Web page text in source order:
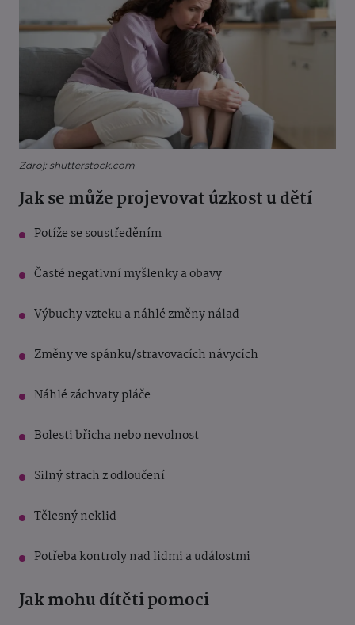
Zdroj: shutterstock.com
Jak se může projevovat úzkost u dětí
Potíže se soustředěním
Časté negativní myšlenky a obavy
Výbuchy vzteku a náhlé změny nálad
Změny ve spánku/stravovacích návycích
Náhlé záchvaty pláče
Bolesti břicha nebo nevolnost
Silný strach z odloučení
Tělesný neklid
Potřeba kontroly nad lidmi a událostmi
Jak mohu dítěti pomoci